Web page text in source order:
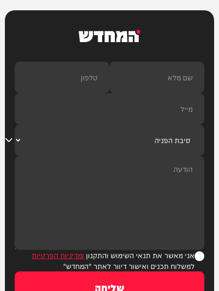
המחדש
אני מאשר את תנאי השימוש והתקנון ומדיניות הפרטיות
למשלוח תכנים ואישור דיוור לאתר "המחדש"
שליחה